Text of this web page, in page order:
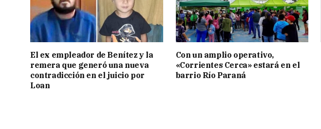
El ex empleador de Benítez y la
remera que generó una nueva
contradicción en el juicio por
Loan
Con un amplio operativo,
«Corrientes Cerca» estará en el
barrio Río Paraná